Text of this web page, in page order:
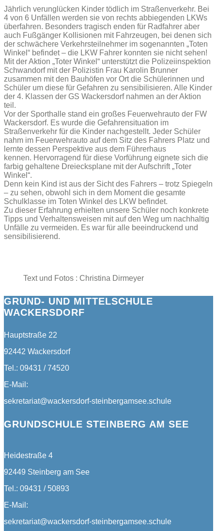
Jährlich verunglücken Kinder tödlich im Straßenverkehr. Bei
4 von 6 Unfällen werden sie von rechts abbiegenden LKWs
überfahren. Besonders tragisch enden für Radfahrer aber
auch Fußgänger Kollisionen mit Fahrzeugen, bei denen sich
der schwächere Verkehrsteilnehmer im sogenannten „Toten
Winkel“ befindet – die LKW Fahrer konnten sie nicht sehen!
Mit der Aktion „Toter Winkel“ unterstützt die Polizeiinspektion
Schwandorf mit der Polizistin Frau Karolin Brunner
zusammen mit den Bauhöfen vor Ort die Schülerinnen und
Schüler um diese für Gefahren zu sensibilisieren. Alle Kinder
der 4. Klassen der GS Wackersdorf nahmen an der Aktion
teil.
Vor der Sporthalle stand ein großes Feuerwehrauto der FW
Wackersdorf. Es wurde die Gefahrensituation im
Straßenverkehr für die Kinder nachgestellt. Jeder Schüler
nahm im Feuerwehrauto auf dem Sitz des Fahrers Platz und
lernte dessen Perspektive aus dem Führerhaus
kennen. Hervorragend für diese Vorführung eignete sich die
farbig gehaltene Dreiecksplane mit der Aufschrift „Toter
Winkel“.
Denn kein Kind ist aus der Sicht des Fahrers – trotz Spiegeln
– zu sehen, obwohl sich in dem Moment die gesamte
Schulklasse im Toten Winkel des LKW befindet.
Zu dieser Erfahrung erhielten unsere Schüler noch konkrete
Tipps und Verhaltensweisen mit auf den Weg um nachhaltig
Unfälle zu vermeiden. Es war für alle beeindruckend und
sensibilisierend.
Text und Fotos : Christina Dirmeyer
GRUND- UND MITTELSCHULE
WACKERSDORF
Hauptstraße 22
92442 Wackersdorf
Tel.: 09431 / 74520
E-Mail:
sekretariat@wackersdorf-steinbergamsee.schule
GRUNDSCHULE STEINBERG AM SEE
Heidestraße 4
92449 Steinberg am See
Tel.: 09431 / 50893
E-Mail:
sekretariat@wackersdorf-steinbergamsee.schule